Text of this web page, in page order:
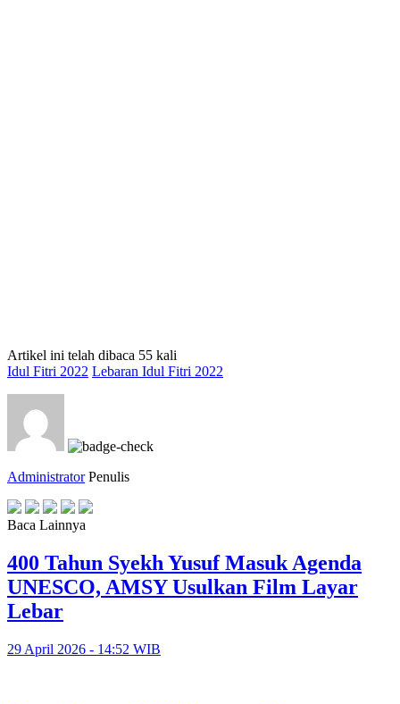
Artikel ini telah dibaca 55 kali
Idul Fitri 2022 Lebaran Idul Fitri 2022
Administrator Penulis
Baca Lainnya
400 Tahun Syekh Yusuf Masuk Agenda
UNESCO, AMSY Usulkan Film Layar
Lebar
29 April 2026 - 14:52 WIB